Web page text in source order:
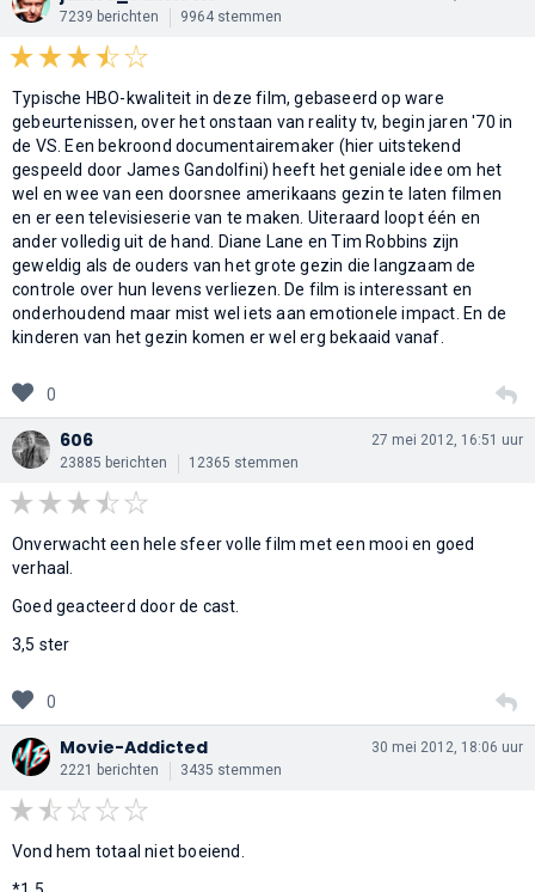
7239 berichten 9964 stemmen
Typische HBO-kwaliteit in deze film, gebaseerd op ware
gebeurtenissen, over het onstaan van reality tv, begin jaren '70 in
de VS. Een bekroond documentairemaker (hier uitstekend
gespeeld door James Gandolfini) heeft het geniale idee om het
wel en wee van een doorsnee amerikaans gezin te laten filmen
en er een televisieserie van te maken. Uiteraard loopt één en
ander volledig uit de hand. Diane Lane en Tim Robbins zijn
geweldig als de ouders van het grote gezin die langzaam de
controle over hun levens verliezen. De film is interessant en
onderhoudend maar mist wel iets aan emotionele impact. En de
kinderen van het gezin komen er wel erg bekaaid vanaf.
0
606
23885 berichten 12365 stemmen
27 mei 2012, 16:51 uur
Onverwacht een hele sfeer volle film met een mooi en goed
verhaal.
Goed geacteerd door de cast.
3,5 ster
0
Movie-Addicted
2221 berichten 3435 stemmen
30 mei 2012, 18:06 uur
Vond hem totaal niet boeiend.